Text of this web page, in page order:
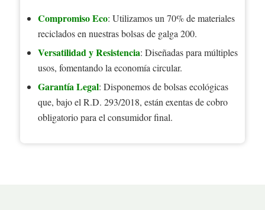
Compromiso Eco: Utilizamos un 70% de materiales
reciclados en nuestras bolsas de galga 200.
Versatilidad y Resistencia: Diseñadas para múltiples
usos, fomentando la economía circular.
Garantía Legal: Disponemos de bolsas ecológicas
que, bajo el R.D. 293/2018, están exentas de cobro
obligatorio para el consumidor final.